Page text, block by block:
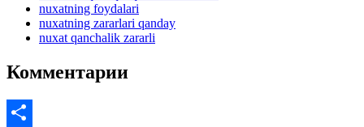
nuxatning foydalari
nuxatning zararlari qanday
nuxat qanchalik zararli
Комментарии